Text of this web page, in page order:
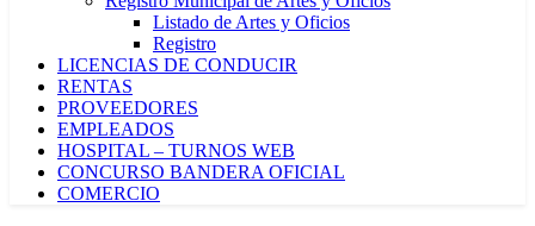
Listado de Artes y Oficios
Registro
LICENCIAS DE CONDUCIR
RENTAS
PROVEEDORES
EMPLEADOS
HOSPITAL – TURNOS WEB
CONCURSO BANDERA OFICIAL
COMERCIO